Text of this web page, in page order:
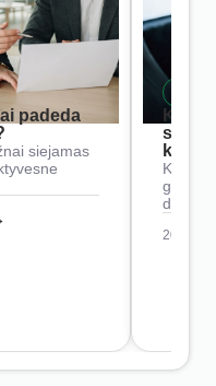
padeda
siejamas
Kaip
2026-